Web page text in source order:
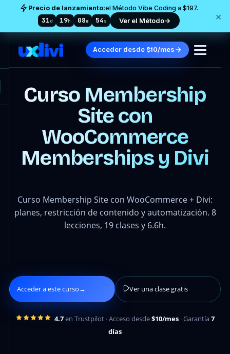
Precio de lanzamiento:el Método Vibe Coding a $197.
31d 19h 08m 51s Ver el Método→ ×
Acceder desde $10/mes
Curso Membership
Site con
WooCommerce
Memberships y Divi
Curso Membership Site con WooCommerce + Divi:
planes, restricción de contenido y automatización. 8
lecciones, 19 clases y 6.6h.
Acceder a este curso→ Ver una clase gratis
4.7en Trustpilot · Acceso desde$10/mes · Garantía7
días